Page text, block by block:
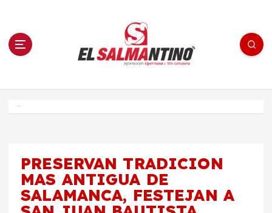
n El Salmantino - medios/noticias/editorial
PRESERVAN TRADICION
MAS ANTIGUA DE
SALAMANCA, FESTEJAN A